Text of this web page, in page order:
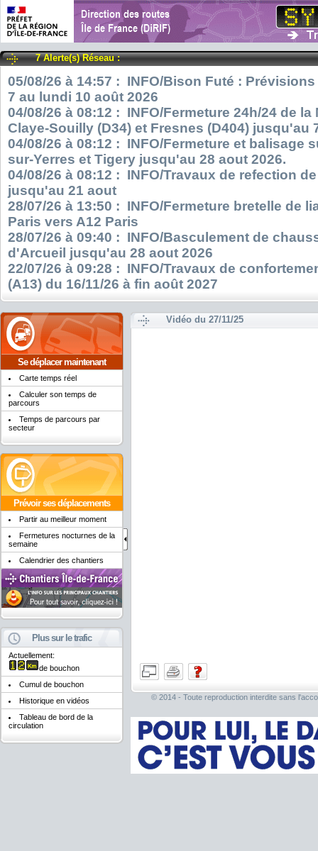
7 Alerte(s) Réseau :
05/08/26 à 14:57 : INFO/Bison Futé :
7 au lundi 10 août 2026
04/08/26 à 08:12 : INFO/Fermeture 24h/24 de
Claye-Souilly (D34) et Fresnes (D404) jusqu'au
04/08/26 à 08:12 : INFO/Fermeture et balisage
sur-Yerres et Tigery jusqu'au 28 aout 2026.
04/08/26 à 08:12 : INFO/Travaux de refection
jusqu'au 21 aout
28/07/26 à 13:50 : INFO/Fermeture bretelle de
Paris vers A12 Paris
28/07/26 à 09:40 : INFO/Basculement de
d'Arcueil jusqu'au 28 aout 2026
22/07/26 à 09:28 : INFO/Travaux de
(A13) du 16/11/26 à fin août 2027
Se déplacer maintenant
Carte temps réel
Calculer son temps de
parcours
Temps de parcours par
secteur
Prévoir ses déplacements
Partir au meilleur moment
Fermetures nocturnes de la
semaine
Calendrier des chantiers
Plus sur le trafic
Actuellement:
de bouchon
Cumul de bouchon
Historique en vidéos
Tableau de bord de la
circulation
Vidéo du 27/11/25
© 2014 - Toute reproduction interdite sans